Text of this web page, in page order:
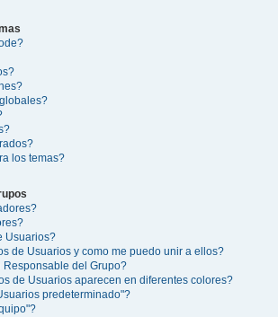
los temas?
Usuarios?
de Usuarios y como me puedo unir a ellos?
del Grupo?
de Usuarios aparecen en diferentes colores?
predeterminado"?